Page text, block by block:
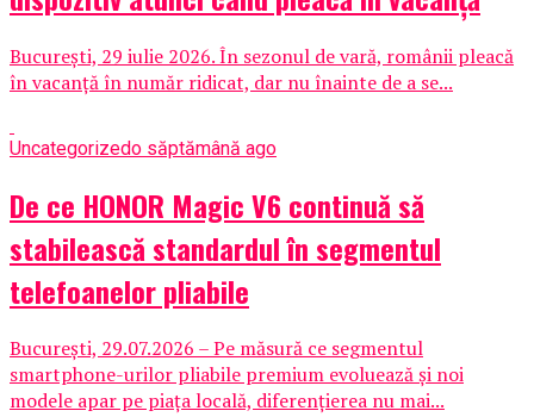
București, 29 iulie 2026. În sezonul de vară, românii pleacă
în vacanță în număr ridicat, dar nu înainte de a se...
Uncategorizedo săptămână ago
De ce HONOR Magic V6 continuă să
stabilească standardul în segmentul
telefoanelor pliabile
București, 29.07.2026 – Pe măsură ce segmentul
smartphone-urilor pliabile premium evoluează și noi
modele apar pe piața locală, diferențierea nu mai...